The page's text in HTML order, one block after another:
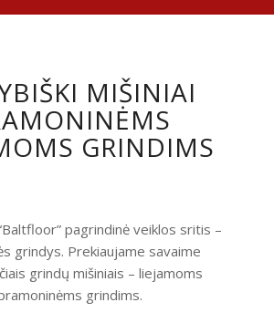
MIŠINIAI
GRINDIMS
pagrindinė veiklos sritis –
grindys. Prekiaujame savaime
grindų mišiniais – liejamoms
grindims.